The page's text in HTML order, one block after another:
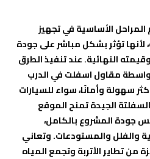
الأساسية في تجهيز
لأنها تؤثر بشكل مباشر على جودة
النهائية. عند تنفيذ الطرق
مقاول اسفلت في الدرب
سهولة وأمانًا، سواء للسيارات
الجيدة تمنح الموقع
جودة المشروع بالكامل،
والفلل والمستودعات. وتعاني
من تطاير الأتربة وتجمع المياه